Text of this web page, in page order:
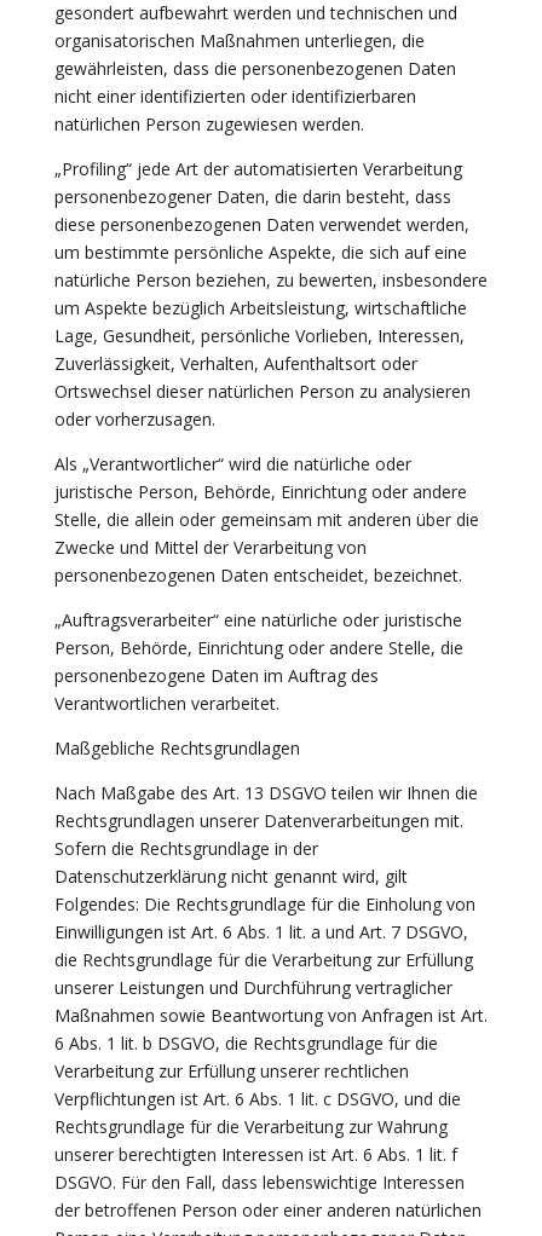
gesondert aufbewahrt werden und technischen und
organisatorischen Maßnahmen unterliegen, die
gewährleisten, dass die personenbezogenen Daten
nicht einer identifizierten oder identifizierbaren
natürlichen Person zugewiesen werden.
„Profiling“ jede Art der automatisierten Verarbeitung
personenbezogener Daten, die darin besteht, dass
diese personenbezogenen Daten verwendet werden,
um bestimmte persönliche Aspekte, die sich auf eine
natürliche Person beziehen, zu bewerten, insbesondere
um Aspekte bezüglich Arbeitsleistung, wirtschaftliche
Lage, Gesundheit, persönliche Vorlieben, Interessen,
Zuverlässigkeit, Verhalten, Aufenthaltsort oder
Ortswechsel dieser natürlichen Person zu analysieren
oder vorherzusagen.
Als „Verantwortlicher“ wird die natürliche oder
juristische Person, Behörde, Einrichtung oder andere
Stelle, die allein oder gemeinsam mit anderen über die
Zwecke und Mittel der Verarbeitung von
personenbezogenen Daten entscheidet, bezeichnet.
„Auftragsverarbeiter“ eine natürliche oder juristische
Person, Behörde, Einrichtung oder andere Stelle, die
personenbezogene Daten im Auftrag des
Verantwortlichen verarbeitet.
Maßgebliche Rechtsgrundlagen
Nach Maßgabe des Art. 13 DSGVO teilen wir Ihnen die
Rechtsgrundlagen unserer Datenverarbeitungen mit.
Sofern die Rechtsgrundlage in der
Datenschutzerklärung nicht genannt wird, gilt
Folgendes: Die Rechtsgrundlage für die Einholung von
Einwilligungen ist Art. 6 Abs. 1 lit. a und Art. 7 DSGVO,
die Rechtsgrundlage für die Verarbeitung zur Erfüllung
unserer Leistungen und Durchführung vertraglicher
Maßnahmen sowie Beantwortung von Anfragen ist Art.
6 Abs. 1 lit. b DSGVO, die Rechtsgrundlage für die
Verarbeitung zur Erfüllung unserer rechtlichen
Verpflichtungen ist Art. 6 Abs. 1 lit. c DSGVO, und die
Rechtsgrundlage für die Verarbeitung zur Wahrung
unserer berechtigten Interessen ist Art. 6 Abs. 1 lit. f
DSGVO. Für den Fall, dass lebenswichtige Interessen
der betroffenen Person oder einer anderen natürlichen